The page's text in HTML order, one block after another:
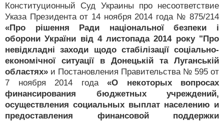
Конституционный Суд Украины про несоответствие
Указа Президента от 14 ноября 2014 года № 875/214
«Про рішення Ради національної безпеки і
оборони України від 4 листопада 2014 року "Про
невідкладні заходи щодо стабілізації соціально-
економічної ситуації в Донецькій та Луганській
областях» и Постановления Правительства № 595 от
7 ноября 2014 года «О некоторых вопросах
финансирования бюджетных учреждений,
осуществления социальных выплат населению и
предоставления финансовой поддержки